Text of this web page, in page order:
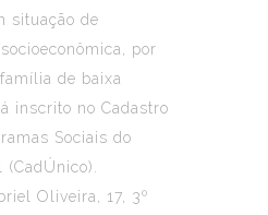
situação de
por
de baixa
inscrito no Cadastro
Sociais do
Oliveira, 17, 3º